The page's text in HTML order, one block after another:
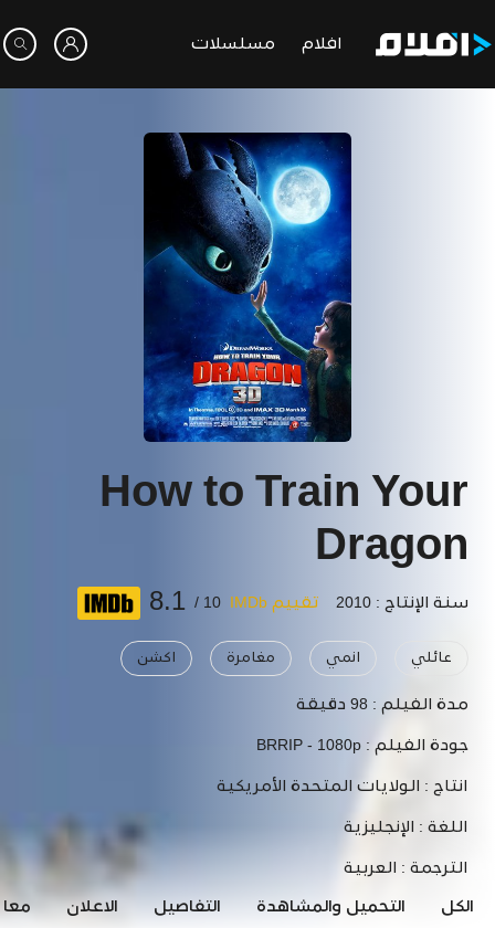
افلام مسلسلات
How to Train Your
Dragon
سنة الإنتاج : 2010 تقييم IMDb 10 /
8.1
عائلي انمي مغامرة اكشن
مدة الفيلم : 98 دقيقة
جودة الفيلم : BRRIP - 1080p
انتاج : الولايات المتحدة الأمريكية
اللغة : الإنجليزية
الترجمة : العربية
الكل التحميل والمشاهدة التفاصيل الاعلان